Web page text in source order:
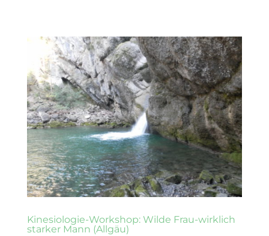
Kinesiologie-Workshop: Wilde Frau-wirklich
starker Mann (Allgäu)